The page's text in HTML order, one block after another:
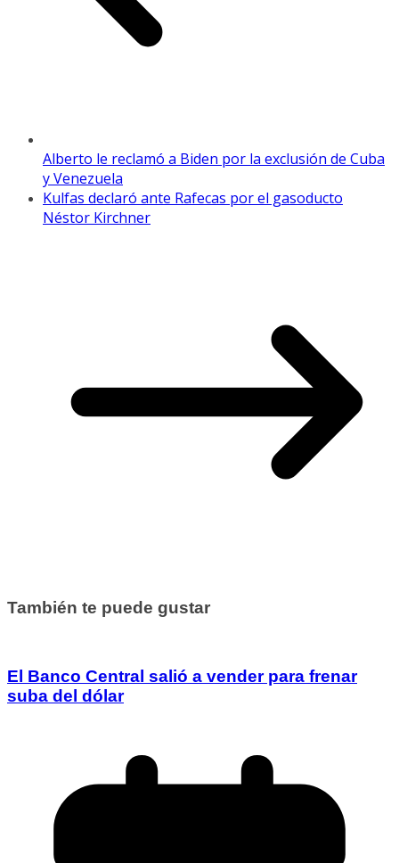
Alberto le reclamó a Biden por la exclusión de Cuba
y Venezuela
Kulfas declaró ante Rafecas por el gasoducto
Néstor Kirchner
También te puede gustar
El Banco Central salió a vender para frenar
suba del dólar